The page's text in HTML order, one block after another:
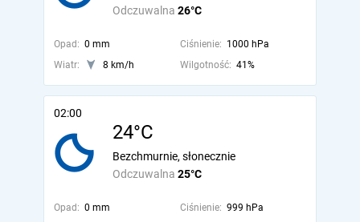
Odczuwalna 26°C
Opad: 0 mm Ciśnienie: 1000 hPa
Wiatr:
8 km/h Wilgotność: 41%
02:00
24°C
Odczuwalna 25°C
Bezchmurnie, słonecznie
Opad: 0 mm Ciśnienie: 999 hPa